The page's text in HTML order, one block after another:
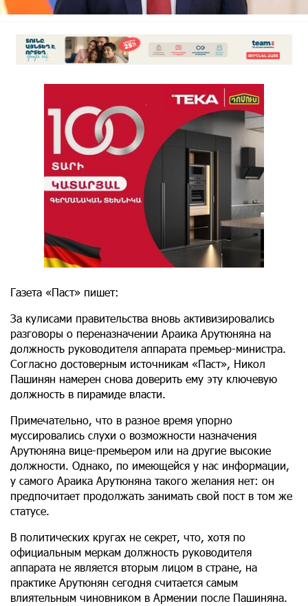
Газета «Паст» пишет:
За кулисами правительства вновь активизировались
разговоры о переназначении Араика Арутюняна на
должность руководителя аппарата премьер-министра.
Согласно достоверным источникам «Паст», Никол
Пашинян намерен снова доверить ему эту ключевую
должность в пирамиде власти.
Примечательно, что в разное время упорно
муссировались слухи о возможности назначения
Арутюняна вице-премьером или на другие высокие
должности. Однако, по имеющейся у нас информации,
у самого Араика Арутюняна такого желания нет: он
предпочитает продолжать занимать свой пост в том же
статусе.
В политических кругах не секрет, что, хотя по
официальным меркам должность руководителя
аппарата не является вторым лицом в стране, на
практике Арутюнян сегодня считается самым
влиятельным чиновником в Армении после Пашиняна.